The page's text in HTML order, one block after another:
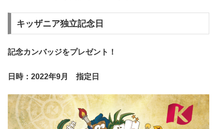
キッザニア独立記念日
記念カンバッジをプレゼント！
日時：2022年9月 指定日